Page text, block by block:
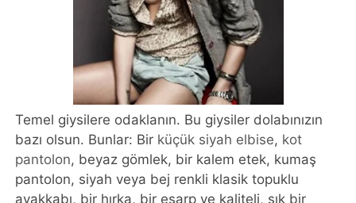
Temel giysilere odaklanın. Bu giysiler dolabınızın
bazı olsun. Bunlar: Bir küçük siyah elbise, kot
pantolon, beyaz gömlek, bir kalem etek, kumaş
pantolon, siyah veya bej renkli klasik topuklu
ayakkabı, bir hırka, bir eşarp ve kaliteli, şık bir